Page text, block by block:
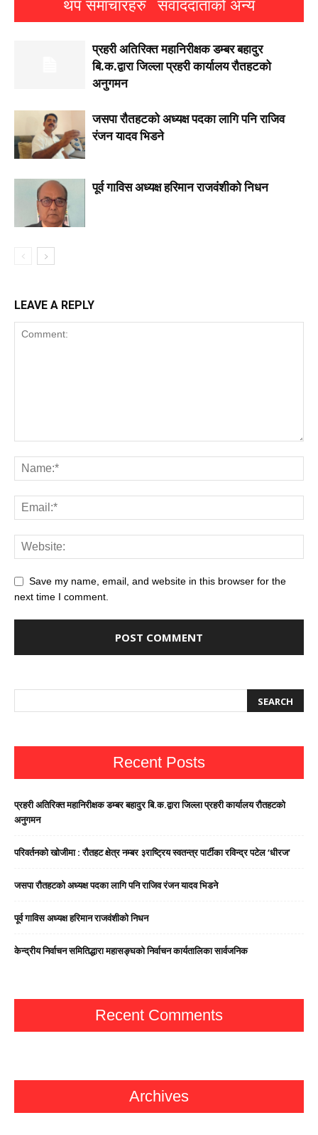
थप समाचारहरु संवाददाताको अन्य
प्रहरी अतिरिक्त महानिरीक्षक डम्बर बहादुर
बि.क.द्वारा जिल्ला प्रहरी कार्यालय रौतहटको
अनुगमन
जसपा राैतहटको अध्यक्ष पदका लागि पनि राजिव
रंजन यादव भिडने
पूर्व गाविस अध्यक्ष हरिमान राजवंशीको निधन
LEAVE A REPLY
Save my name, email, and website in this browser for the
next time I comment.
Recent Posts
प्रहरी अतिरिक्त महानिरीक्षक डम्बर बहादुर बि.क.द्वारा जिल्ला प्रहरी कार्यालय रौतहटको
अनुगमन
परिवर्तनको खोजीमा : रौतहट क्षेत्र नम्बर ३राष्ट्रिय स्वतन्त्र पार्टीका रविन्द्र पटेल ‘धीरज’
जसपा राैतहटको अध्यक्ष पदका लागि पनि राजिव रंजन यादव भिडने
पूर्व गाविस अध्यक्ष हरिमान राजवंशीको निधन
केन्द्रीय निर्वाचन समितिद्धारा महासङ्घको निर्वाचन कार्यतालिका सार्वजनिक
Recent Comments
Archives